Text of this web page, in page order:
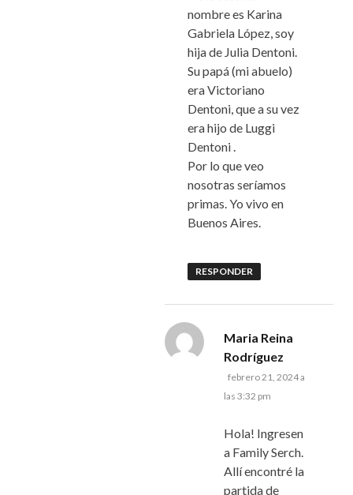
nombre es Karina
Gabriela López, soy
hija de Julia Dentoni.
Su papá (mi abuelo)
era Victoriano
Dentoni, que a su vez
era hijo de Luggi
Dentoni .
Por lo que veo
nosotras seríamos
primas. Yo vivo en
Buenos Aires.
RESPONDER
Maria Reina
Rodríguez
febrero 21, 2024 a
las 3:32 pm
Hola! Ingresen
a Family Serch.
Allí encontré la
partida de